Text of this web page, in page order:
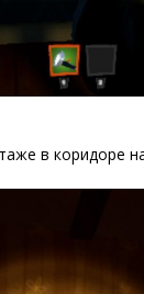
в коридоре